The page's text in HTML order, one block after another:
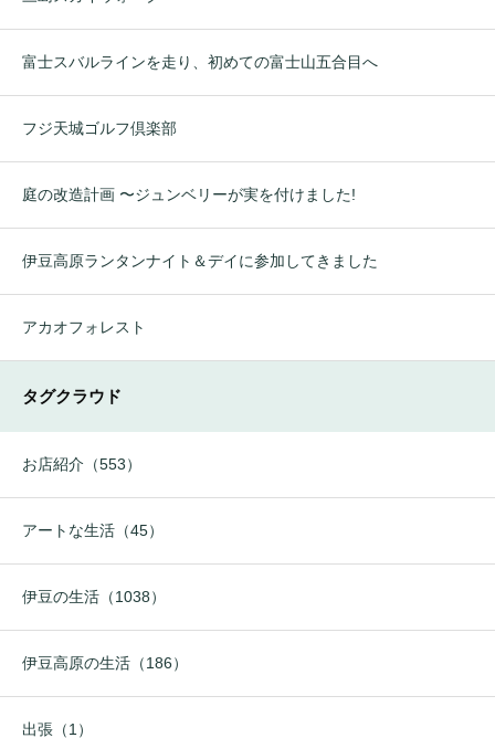
富士スバルラインを走り、初めての富士山五合目へ
フジ天城ゴルフ倶楽部
庭の改造計画 〜ジュンベリーが実を付けました!
伊豆高原ランタンナイト＆デイに参加してきました
アカオフォレスト
タグクラウド
お店紹介（553）
アートな生活（45）
伊豆の生活（1038）
伊豆高原の生活（186）
出張（1）